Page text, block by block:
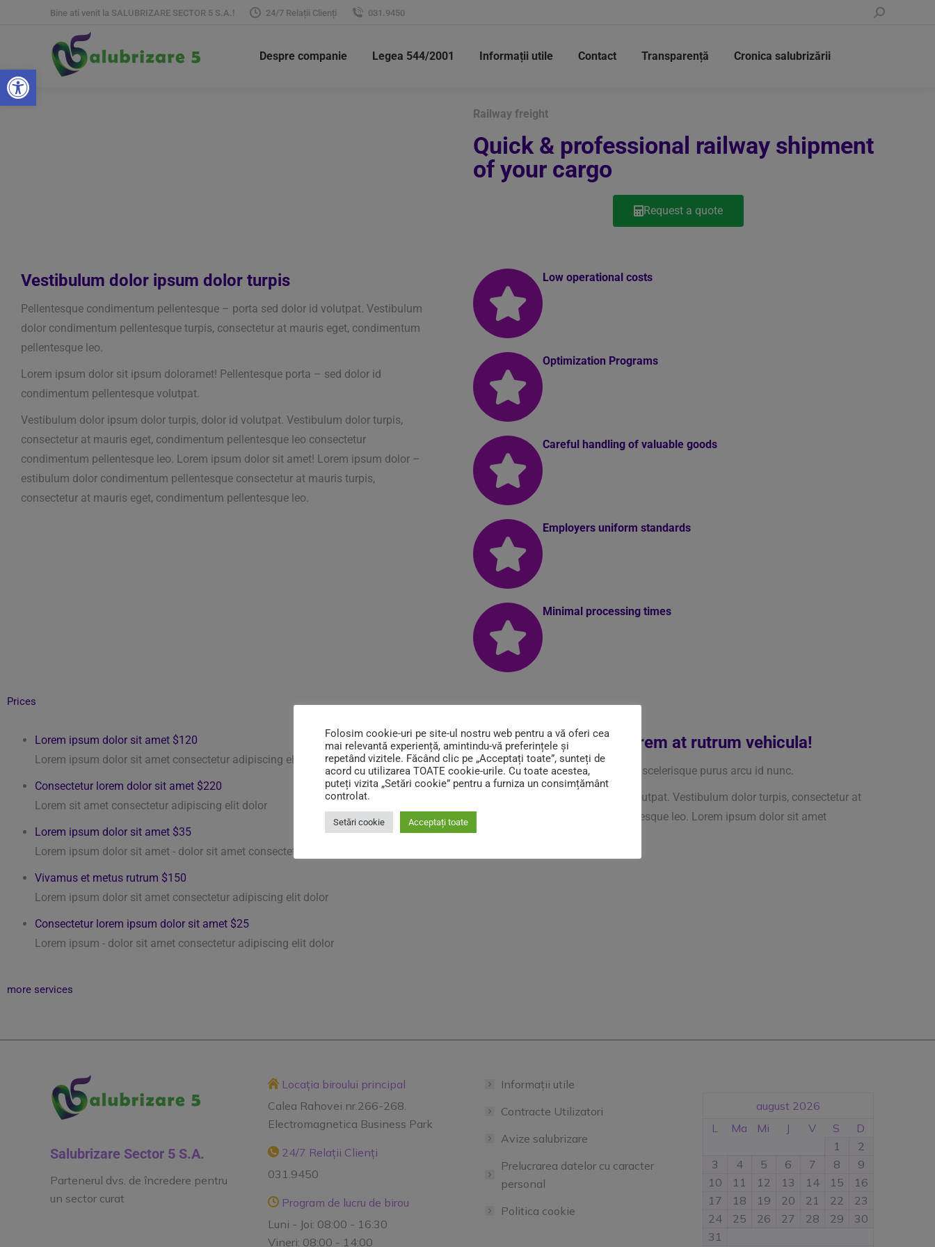
Deschide bara de unelte
Bine ati venit la SALUBRIZARE SECTOR 5 S.A.! 24/7 Relații Clienți 031.9450
Despre companie Legea 544/2001 Informații utile Contact Transparență Cronica salubrizării
Railway freight
Quick & professional railway shipment
of your cargo
Request a quote
Vestibulum dolor ipsum dolor turpis
Pellentesque condimentum pellentesque – porta sed dolor id volutpat. Vestibulum
dolor condimentum pellentesque turpis, consectetur at mauris eget, condimentum
pellentesque leo.
Lorem ipsum dolor sit ipsum doloramet! Pellentesque porta – sed dolor id
condimentum pellentesque volutpat.
Vestibulum dolor ipsum dolor turpis, dolor id volutpat. Vestibulum dolor turpis,
consectetur at mauris eget, condimentum pellentesque leo consectetur
condimentum pellentesque leo. Lorem ipsum dolor sit amet! Lorem ipsum dolor –
estibulum dolor condimentum pellentesque consectetur at mauris turpis,
consectetur at mauris eget, condimentum pellentesque leo.
Low operational costs
Optimization Programs
Careful handling of valuable goods
Employers uniform standards
Minimal processing times
Prices
Lorem ipsum dolor sit amet $120
Lorem ipsum dolor sit amet consectetur adipiscing elit dolor
Consectetur lorem dolor sit amet $220
Lorem sit amet consectetur adipiscing elit dolor
Lorem ipsum dolor sit amet $35
Lorem ipsum dolor sit amet - dolor sit amet consectetur adipiscing elit dolor
Vivamus et metus rutrum $150
Lorem ipsum dolor sit amet consectetur adipiscing elit dolor
Consectetur lorem ipsum dolor sit amet $25
Lorem ipsum - dolor sit amet consectetur adipiscing elit dolor
Curabitur imperdiet lorem at rutrum vehicula!
Metus ipsum tempus velit, tempor scelerisque purus arcu id nunc.
Pellentesque porta sed dolor id volutpat. Vestibulum dolor turpis, consectetur at
mauris eget, condimentum pellentesque leo. Lorem ipsum dolor sit amet
more services
Salubrizare Sector 5 S.A.
Partenerul dvs. de încredere pentru
un sector curat
Locația biroului principal
Calea Rahovei nr.266-268.
Electromagnetica Business Park
24/7 Relații Clienți
031.9450
Program de lucru de birou
Luni - Joi: 08:00 - 16:30
Vineri: 08:00 - 14:00
Informații utile
Contracte Utilizatori
Avize salubrizare
Prelucrarea datelor cu caracter
personal
Politica cookie
august 2026
L
Ma Mi J V S
D
1
2
3
4 5 6 7 8
9
10
11 12 13 14 15
16
17
18 19 20 21 22
23
24
25 26 27 28 29
30
31
Folosim cookie-uri pe site-ul nostru web pentru a vă oferi cea
mai relevantă experiență, amintindu-vă preferințele și
repetând vizitele. Făcând clic pe „Acceptați toate”, sunteți de
acord cu utilizarea TOATE cookie-urile. Cu toate acestea,
puteți vizita „Setări cookie” pentru a furniza un consimțământ
controlat.
Setări cookie Acceptați toate